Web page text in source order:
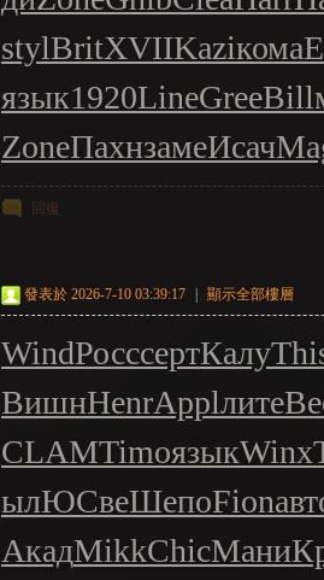
stylBritXVIIKaziкома
язык1920LineGreeBill
ZoneПахнзамеИсач
回復
發表於 2026-7-10 03:39:17 顯示全部樓層
WindРосссертКалу
ВишнHenrApplлите
CLAMTimoязыкWinx
ылЮСвеШепоFion
АкадMikkChicМани